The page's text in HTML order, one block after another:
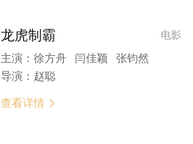
电影
龙虎制霸
主演： 徐方舟 闫佳颖 张钧然
导演： 赵聪
查看详情 